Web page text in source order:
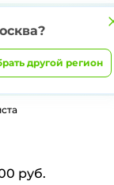
?
другой регион
руб.